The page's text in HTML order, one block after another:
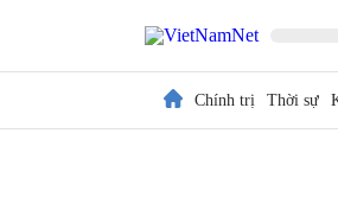
Chính trị Thời sự